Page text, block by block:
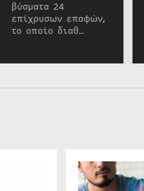
βύσματα 24
επίχρυσων επαφών,
το οποίο διαθ…